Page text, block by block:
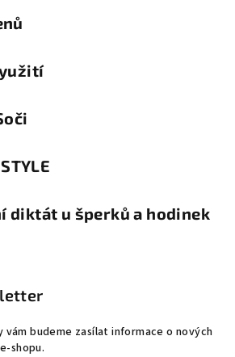
diktát u šperků a hodinek
vám budeme zasílat informace o nových
shopu.